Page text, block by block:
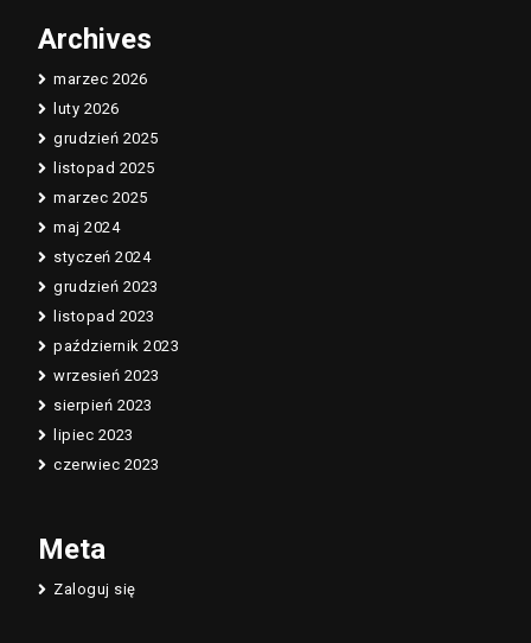
Archives
marzec 2026
luty 2026
grudzień 2025
listopad 2025
marzec 2025
maj 2024
styczeń 2024
grudzień 2023
listopad 2023
październik 2023
wrzesień 2023
sierpień 2023
lipiec 2023
czerwiec 2023
Meta
Zaloguj się